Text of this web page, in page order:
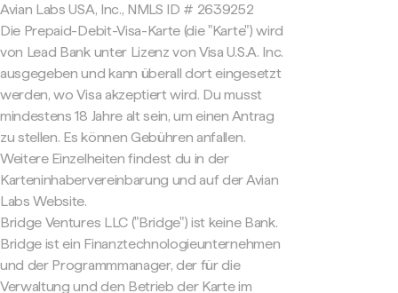
Avian Labs USA, Inc., NMLS ID # 2639252
Die Prepaid-Debit-Visa-Karte (die "Karte") wird
von Lead Bank unter Lizenz von Visa U.S.A. Inc.
ausgegeben und kann überall dort eingesetzt
werden, wo Visa akzeptiert wird. Du musst
mindestens 18 Jahre alt sein, um einen Antrag
zu stellen. Es können Gebühren anfallen.
Weitere Einzelheiten findest du in der
Karteninhabervereinbarung und auf der Avian
Labs Website.
Bridge Ventures LLC ("Bridge") ist keine Bank.
Bridge ist ein Finanztechnologieunternehmen
und der Programmmanager, der für die
Verwaltung und den Betrieb der Karte im